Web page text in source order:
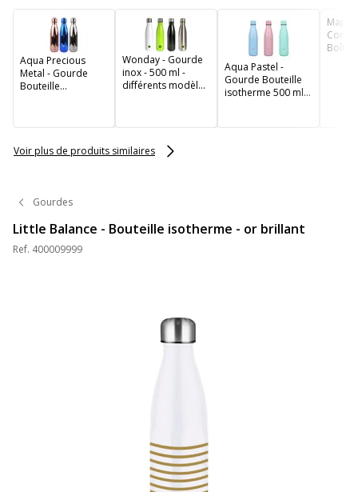
Aqua Precious
Metal - Gourde
Bouteille
disponible dans
couleurs - Viquel
Wonday - Gourde
inox - 500 ml -
différents modèles
Aqua Pastel -
Gourde Bouteille
isotherme 500 ml -
différentes
Boîte
Voir plus de produits similaires
Gourdes
Little Balance - Bouteille isotherme - or brillant
Ref. 400009999